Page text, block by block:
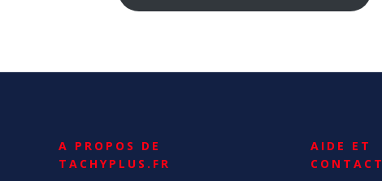
A PROPOS DE
TACHYPLUS.FR
AIDE ET
CONTACT